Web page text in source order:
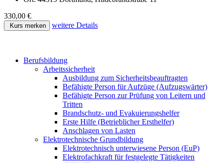
330,00 €
Kurs merken weitere Details
Berufsbildung
Arbeitssicherheit
Ausbildung zum Sicherheitsbeauftragten
Befähigte Person für Aufzüge (Aufzugswärter)
Befähigte Person zur Prüfung von Leitern und
Tritten
Brandschutz- und Evakuierungshelfer
Erste Hilfe (Betrieblicher Ersthelfer)
Anschlagen von Lasten
Elektrotechnische Grundbildung
Elektrotechnisch unterwiesene Person (EuP)
Elektrofachkraft für festgelegte Tätigkeiten